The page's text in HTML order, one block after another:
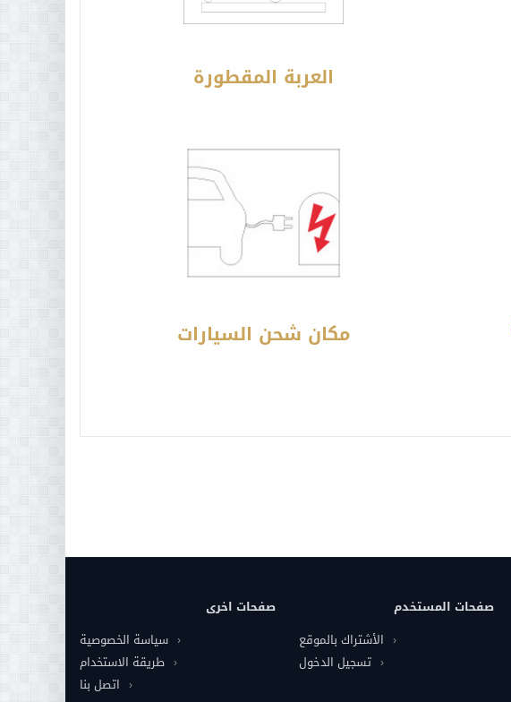
العربة المقطورة
مكان شحن السيارات
صفحات المستخدم
الأشتراك بالموقع
تسجيل الدخول
صفحات اخرى
سياسة الخصوصية
طريقة الاستخدام
اتصل بنا